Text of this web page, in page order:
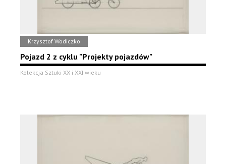
Krzysztof Wodiczko
Pojazd 2 z cyklu "Projekty pojazdów"
Kolekcja Sztuki XX i XXI wieku